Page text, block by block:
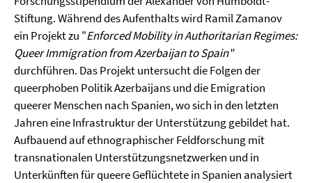
Stiftung. Während des Aufenthalts wird Ramil Zamanov
ein Projekt zu "Enforced Mobility in Authoritarian Regimes:
Queer Immigration from Azerbaijan to Spain"
durchführen. Das Projekt untersucht die Folgen der
queerphoben Politik Azerbaijans und die Emigration
queerer Menschen nach Spanien, wo sich in den letzten
Jahren eine Infrastruktur der Unterstützung gebildet hat.
Aufbauend auf ethnographischer Feldforschung mit
transnationalen Unterstützungsnetzwerken und in
Unterkünften für queere Geflüchtete in Spanien analysiert